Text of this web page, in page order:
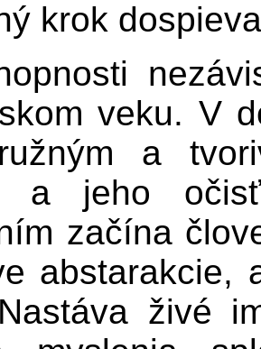
krok
veku. V
a
a jeho
začína
abstarakcie,
živé